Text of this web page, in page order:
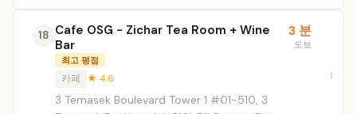
18 Cafe OSG - Zichar Tea Room + Wine
Bar
최고 평점
카페 ★ 4.6
3 Temasek Boulevard Tower 1 #01-510, 3
3 분
도보